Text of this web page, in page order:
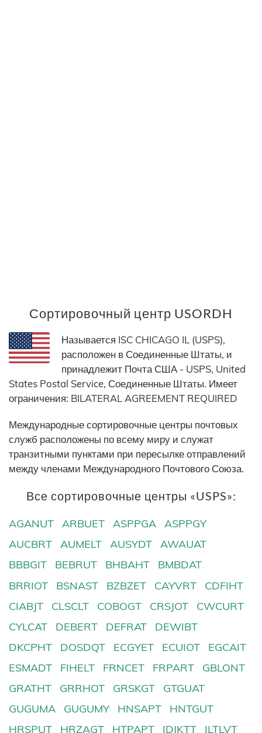
Сортировочный центр USORDH
Называется ISC CHICAGO IL (USPS),
расположен в Соединенные Штаты, и
принадлежит Почта США - USPS, United
States Postal Service, Соединенные Штаты. Имеет
ограничения: BILATERAL AGREEMENT REQUIRED
Международные сортировочные центры почтовых
служб расположены по всему миру и служат
транзитными пунктами при пересылке отправлений
между членами Международного Почтового Союза.
Все сортировочные центры «USPS»:
AGANUT ARBUET ASPPGA
ASPPGY
AUCBRT
AUMELT AUSYDT
AWAUAT
BBBGIT
BEBRUT BHBAHT
BMBDAT
BRRIOT
BSNAST BZBZET CAYVRT
CDFIHT
CIABJT
CLSCLT COBOGT CRSJOT
CWCURT
CYLCAT
DEBERT DEFRAT
DEWIBT
DKCPHT
DOSDQT ECGYET ECUIOT
EGCAIT
ESMADT
FIHELT FRNCET FRPART
GBLONT
GRATHT
GRRHOT GRSKGT
GTGUAT
GUGUMA
GUGUMY HNSAPT
HNTGUT
HRSPUT
HRZAGT HTPAPT IDJKTT ILTLVT